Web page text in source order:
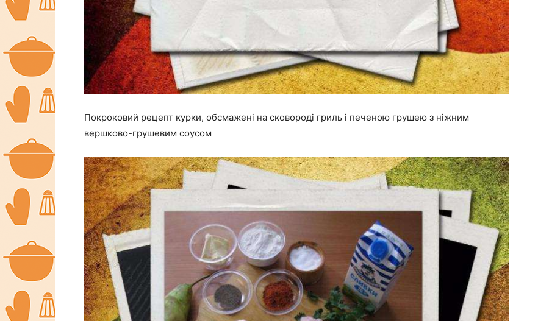
Покроковий рецепт курки, обсмажені на сковороді гриль і печеною грушею з ніжним
вершково-грушевим соусом